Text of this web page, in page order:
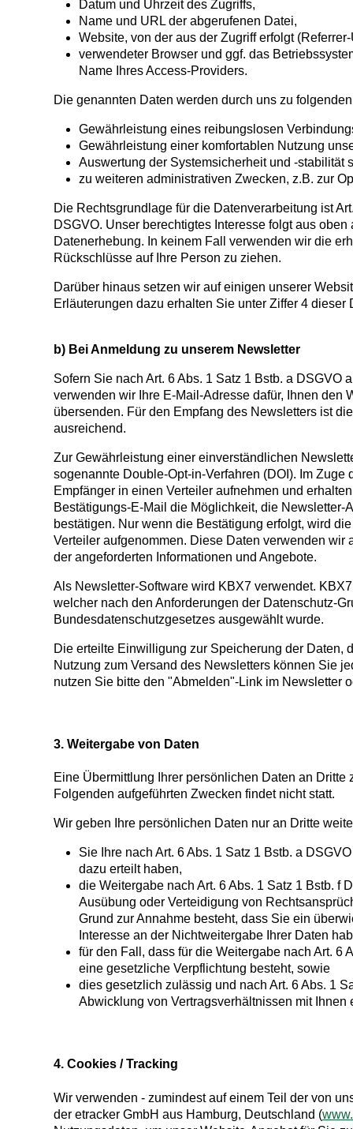
Datum und Uhrzeit des Zugriffs,
Name und URL der abgerufenen Datei,
Website, von der aus der Zugriff erfolgt
verwendeter Browser und ggf. das
Name Ihres Access-Providers.
Die genannten Daten werden durch uns zu
Gewährleistung eines reibungslosen
Gewährleistung einer komfortablen Nutzung
Auswertung der Systemsicherheit und -stabilität
zu weiteren administrativen Zwecken, z.B. zur
Die Rechtsgrundlage für die Datenverarbeitung ist
DSGVO. Unser berechtigtes Interesse folgt aus
Datenerhebung. In keinem Fall verwenden wir die
Rückschlüsse auf Ihre Person zu ziehen.
Darüber hinaus setzen wir auf einigen unserer
Erläuterungen dazu erhalten Sie unter Ziffer 4 dieser
b) Bei Anmeldung zu unserem Newsletter
Sofern Sie nach Art. 6 Abs. 1 Satz 1 Bstb. a DSGVO
verwenden wir Ihre E-Mail-Adresse dafür, Ihnen den
übersenden. Für den Empfang des Newsletters ist
ausreichend.
Zur Gewährleistung einer einverständlichen
sogenannte Double-Opt-in-Verfahren (DOI). Im
Empfänger in einen Verteiler aufnehmen und
Bestätigungs-E-Mail die Möglichkeit, die Newsletter-
bestätigen. Nur wenn die Bestätigung erfolgt, wird
Verteiler aufgenommen. Diese Daten verwenden wir
der angeforderten Informationen und Angebote.
Als Newsletter-Software wird KBX7 verwendet.
welcher nach den Anforderungen der Datenschutz-
Bundesdatenschutzgesetzes ausgewählt wurde.
Die erteilte Einwilligung zur Speicherung der Daten,
Nutzung zum Versand des Newsletters können Sie
nutzen Sie bitte den "Abmelden"-Link im Newsletter
3. Weitergabe von Daten
Eine Übermittlung Ihrer persönlichen Daten an Dritte
Folgenden aufgeführten Zwecken findet nicht statt.
Wir geben Ihre persönlichen Daten nur an Dritte
Sie Ihre nach Art. 6 Abs. 1 Satz 1 Bstb. a
dazu erteilt haben,
die Weitergabe nach Art. 6 Abs. 1 Satz 1 Bstb. f
Ausübung oder Verteidigung von
Grund zur Annahme besteht, dass Sie ein
Interesse an der Nichtweitergabe Ihrer Daten
für den Fall, dass für die Weitergabe nach Art. 6
eine gesetzliche Verpflichtung besteht, sowie
dies gesetzlich zulässig und nach Art. 6 Abs. 1
Abwicklung von Vertragsverhältnissen mit Ihnen
4. Cookies / Tracking
Wir verwenden - zumindest auf einem Teil der von
der etracker GmbH aus Hamburg, Deutschland (